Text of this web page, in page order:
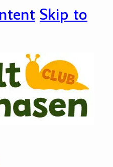
Skip to